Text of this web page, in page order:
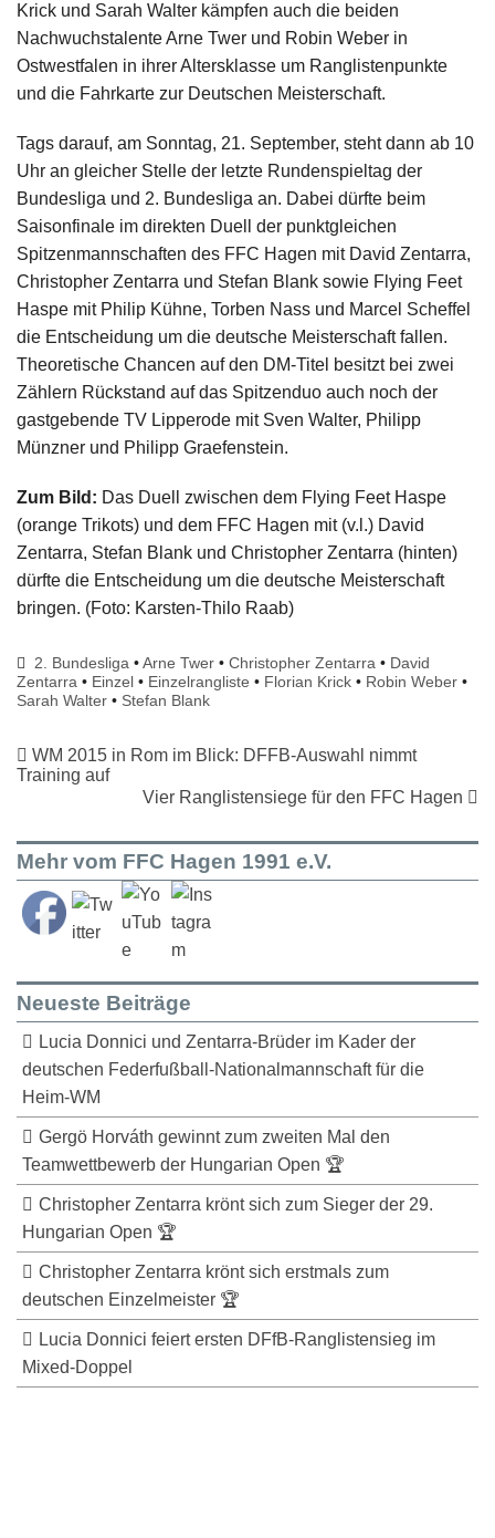
Krick und Sarah Walter kämpfen auch die beiden
Nachwuchstalente Arne Twer und Robin Weber in
Ostwestfalen in ihrer Altersklasse um Ranglistenpunkte
und die Fahrkarte zur Deutschen Meisterschaft.
Tags darauf, am Sonntag, 21. September, steht dann ab 10
Uhr an gleicher Stelle der letzte Rundenspieltag der
Bundesliga und 2. Bundesliga an. Dabei dürfte beim
Saisonfinale im direkten Duell der punktgleichen
Spitzenmannschaften des FFC Hagen mit David Zentarra,
Christopher Zentarra und Stefan Blank sowie Flying Feet
Haspe mit Philip Kühne, Torben Nass und Marcel Scheffel
die Entscheidung um die deutsche Meisterschaft fallen.
Theoretische Chancen auf den DM-Titel besitzt bei zwei
Zählern Rückstand auf das Spitzenduo auch noch der
gastgebende TV Lipperode mit Sven Walter, Philipp
Münzner und Philipp Graefenstein.
Zum Bild: Das Duell zwischen dem Flying Feet Haspe
(orange Trikots) und dem FFC Hagen mit (v.l.) David
Zentarra, Stefan Blank und Christopher Zentarra (hinten)
dürfte die Entscheidung um die deutsche Meisterschaft
bringen. (Foto: Karsten-Thilo Raab)
2. Bundesliga •Arne Twer •Christopher Zentarra • David
Zentarra • Einzel • Einzelrangliste • Florian Krick • Robin Weber •
Sarah Walter • Stefan Blank
WM 2015 in Rom im Blick: DFFB-Auswahl nimmt
Training auf
Vier Ranglistensiege für den FFC Hagen
Mehr vom FFC Hagen 1991 e.V.
Neueste Beiträge
Lucia Donnici und Zentarra-Brüder im Kader der
deutschen Federfußball-Nationalmannschaft für die
Heim-WM
Gergö Horváth gewinnt zum zweiten Mal den
Teamwettbewerb der Hungarian Open 🏆
Christopher Zentarra krönt sich zum Sieger der 29.
Hungarian Open 🏆
Christopher Zentarra krönt sich erstmals zum
deutschen Einzelmeister 🏆
Lucia Donnici feiert ersten DFfB-Ranglistensieg im
Mixed-Doppel